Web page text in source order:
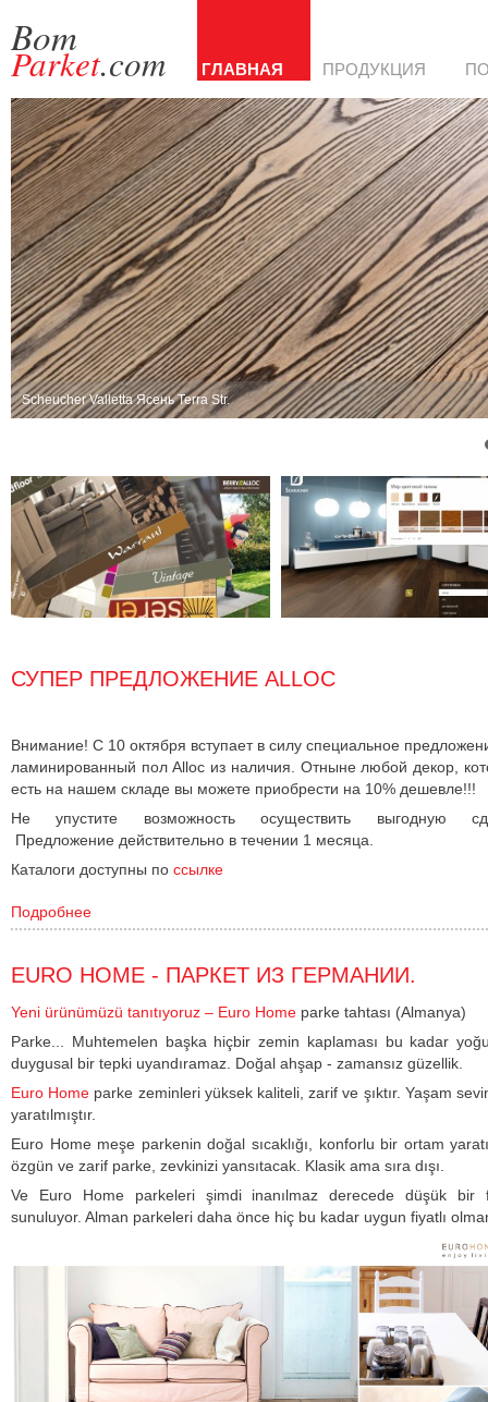
Bom
Parket.com ГЛАВНАЯ ПРОДУКЦИЯ
Scheucher Valletta Ясень Terra Str.
СУПЕР ПРЕДЛОЖЕНИЕ ALLOC
Внимание! C 10 октября вступает в силу специальное
ламинированный пол Alloc из наличия. Отныне любой декор,
есть на нашем складе вы можете приобрести на 10% дешевле!!!
Не упустите возможность осуществить выгодную
Предложение действительно в течении 1 месяца.
Каталоги доступны по ссылке
Подробнее
EURO HOME - ПАРКЕТ ИЗ ГЕРМАНИИ.
Yeni ürünümüzü tanıtıyoruz – Euro Home parke tahtası (Almanya)
Parke... Muhtemelen başka hiçbir zemin kaplaması bu kadar
duygusal bir tepki uyandıramaz. Doğal ahşap - zamansız güzellik.
Euro Home parke zeminleri yüksek kaliteli, zarif ve şıktır. Yaşam
yaratılmıştır.
Euro Home meşe parkenin doğal sıcaklığı, konforlu bir ortam
özgün ve zarif parke, zevkinizi yansıtacak. Klasik ama sıra dışı.
Ve Euro Home parkeleri şimdi inanılmaz derecede düşük bir
sunuluyor. Alman parkeleri daha önce hiç bu kadar uygun fiyatlı